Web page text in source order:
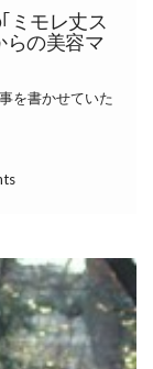
ミモレ丈ス
らの美容マ
を書かせていた